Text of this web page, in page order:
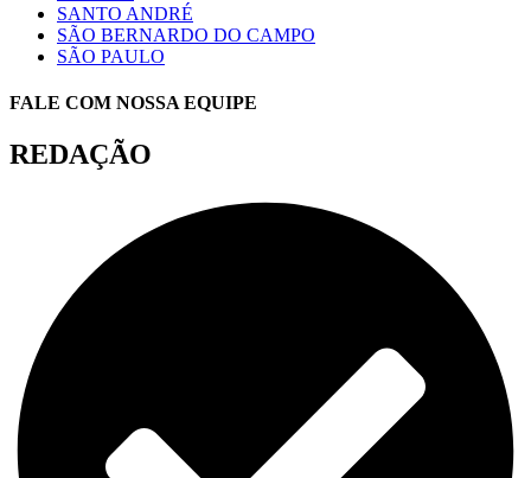
SANTO ANDRÉ
SÃO BERNARDO DO CAMPO
SÃO PAULO
FALE COM NOSSA EQUIPE
REDAÇÃO